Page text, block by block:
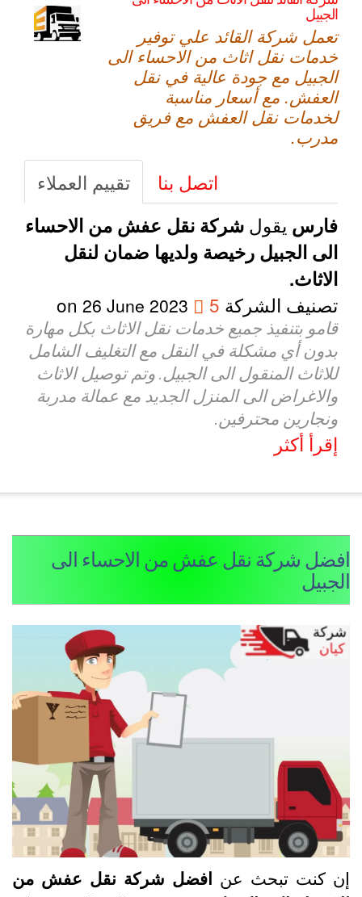
الجبيل
تعمل شركة القائد علي توفير
خدمات نقل اثاث من الاحساء الى
الجبيل مع جودة عالية في نقل
العفش. مع أسعار مناسبة
لخدمات نقل العفش مع فريق
مدرب.
تقييم العملاء
اتصل بنا
فارسيقولشركة نقل عفش من الاحساء
الى الجبيل رخيصة ولديها ضمان لنقل
الاثاث.
تصنيف الشركة5
26 June 2023
قامو بتنفيذ جميع خدمات نقل الاثاث بكل مهارة
بدون أي مشكلة في النقل مع التغليف الشامل
للاثاث المنقول الى الجبيل. وتم توصيل الاثاث
والاغراض الى المنزل الجديد مع عمالة مدربة
ونجارين محترفين.
إقرأ أكثر
شركة نقل عفش من الاحساء الى
كنت تبحث عنافضل شركة نقل عفش من